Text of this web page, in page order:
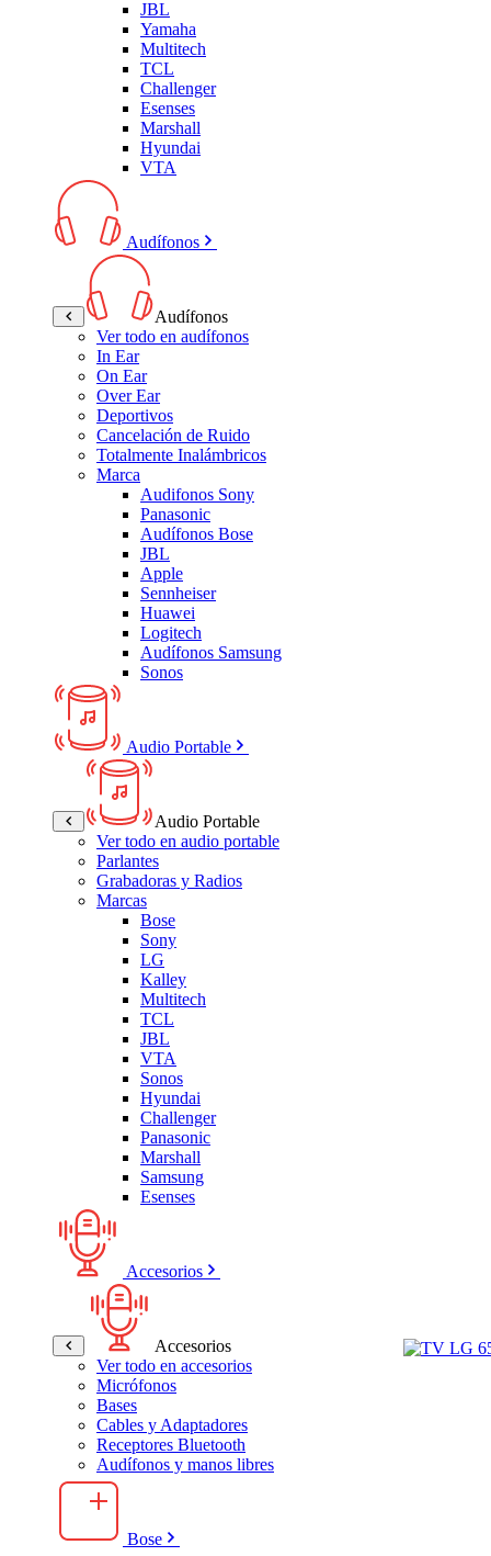
JBL
Yamaha
Multitech
TCL
Challenger
Esenses
Marshall
Hyundai
VTA
Audífonos
Audífonos
Ver todo en audífonos
In Ear
On Ear
Over Ear
Deportivos
Cancelación de Ruido
Totalmente Inalámbricos
Marca
Audifonos Sony
Panasonic
Audífonos Bose
JBL
Apple
Sennheiser
Huawei
Logitech
Audífonos Samsung
Sonos
Audio Portable
Audio Portable
Ver todo en audio portable
Parlantes
Grabadoras y Radios
Marcas
Bose
Sony
LG
Kalley
Multitech
TCL
JBL
VTA
Sonos
Hyundai
Challenger
Panasonic
Marshall
Samsung
Esenses
Accesorios
Accesorios
Ver todo en accesorios
Micrófonos
Bases
Cables y Adaptadores
Receptores Bluetooth
Audífonos y manos libres
Bose